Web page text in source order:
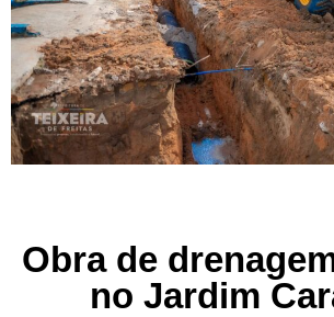
Obra de
no Jardim